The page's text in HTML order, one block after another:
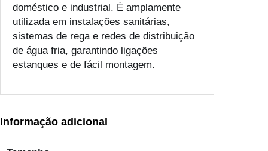
doméstico e industrial. É amplamente
utilizada em instalações sanitárias,
sistemas de rega e redes de distribuição
de água fria, garantindo ligações
estanques e de fácil montagem.
Informação adicional